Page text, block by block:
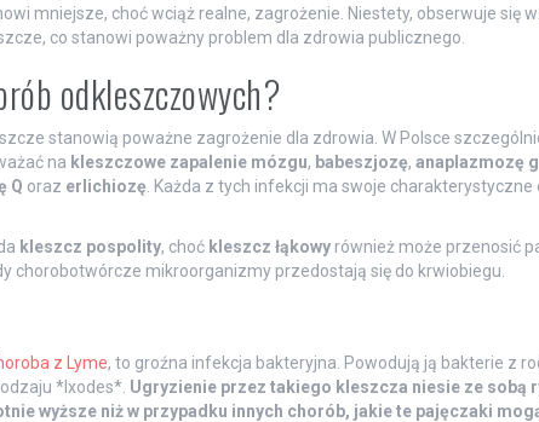
mniejsze, choć wciąż realne, zagrożenie. Niestety, obserwuje się
co stanowi poważny problem dla zdrowia publicznego.
odkleszczowych?
stanowią poważne zagrożenie dla zdrowia. W Polsce
na kleszczowe zapalenie mózgu, babeszjozę, anaplazmozę
Q oraz erlichiozę . Każda z tych infekcji ma swoje
kleszcz pospolity, choć kleszcz łąkowyrównież może przenosić
chorobotwórcze mikroorganizmy przedostają się do krwiobiegu.
z Lyme, to groźna infekcja bakteryjna. Powodują ją bakterie z
*Ixodes*. Ugryzienie przez takiego kleszcza niesie ze sobą
wyższe niż w przypadku innych chorób, jakie te pajęczaki